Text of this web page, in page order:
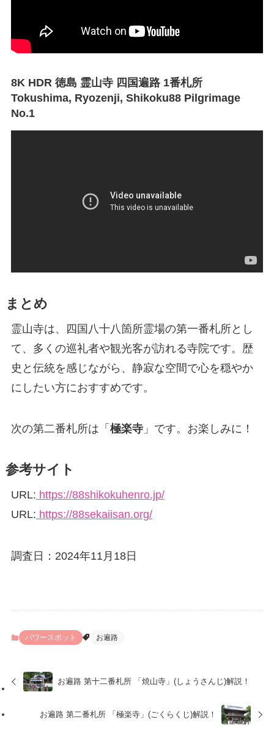
8K HDR 徳島 霊山寺 四国遍路 1番札所
Tokushima, Ryozenji, Shikoku88 Pilgrimage
No.1
まとめ
霊山寺は、四国八十八箇所霊場の第一番札所とし
て、多くの巡礼者や観光客が訪れる寺院です。歴
史と伝統を感じながら、静寂な空間で心を穏やか
にしたい方におすすめです。
次の第二番札所は「 極楽寺」です。お楽しみに！
参考サイト
URL: https://88shikokuhenro.jp/
URL: https://88sekaiisan.org/
調査日：2024年11月18日
パワースポット お遍路
お遍路 第十二番札所 「焼山寺」(しょうさんじ)解説！
お遍路 第二番札所 「極楽寺」(ごくらくじ)解説！